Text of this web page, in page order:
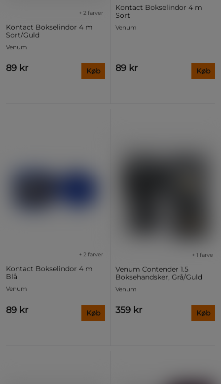
Kontact Bokselindor 4 m
Sort/Guld
+ 2 farver
Venum
89 kr Køb
Kontact Bokselindor 4 m
Sort
Venum
89 kr Køb
Kontact Bokselindor 4 m
Blå
+ 2 farver
Venum
89 kr Køb
Venum Contender 1.5
Boksehandsker, Grå/Guld
+ 1 farve
Venum
359 kr Køb